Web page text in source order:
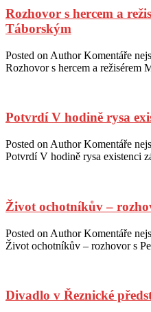
Rozhovor s hercem a
Táborským
Posted on Author Komentáře
Rozhovor s hercem a režisérem
Potvrdí V hodině rysa
Posted on Author Komentáře
Potvrdí V hodině rysa existenci
Život ochotníkův –
Posted on Author Komentáře
Život ochotníkův – rozhovor s
Divadlo v Řeznické